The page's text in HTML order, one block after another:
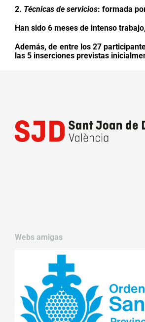
2. Técnicas de servicios: formada
Han sido 6 meses de intenso
Además, de entre los 27
las 5 inserciones previstas
Webs amigas